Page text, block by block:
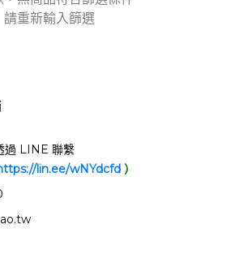
請重新輸入篩選
過 LINE 聯繫
lin.ee/wNYdcfd ）